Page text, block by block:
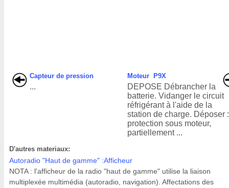
Capteur de pression
...
Moteur P9X
DEPOSE Débrancher la
batterie. Vidanger le circuit
réfrigérant à l'aide de la
station de charge. Déposer
protection sous moteur,
partiellement ...
D'autres materiaux:
Autoradio "Haut de gamme" :Afficheur
NOTA : l'afficheur de la radio "haut de gamme" utilise la liaison
multiplexée multimédia (autoradio, navigation). Affectations des